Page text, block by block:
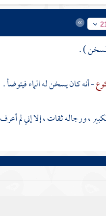
- أنه كان يسخن له الماء فيتوضأ .
، ورجاله ثقات ، إلا إني لم أعرف